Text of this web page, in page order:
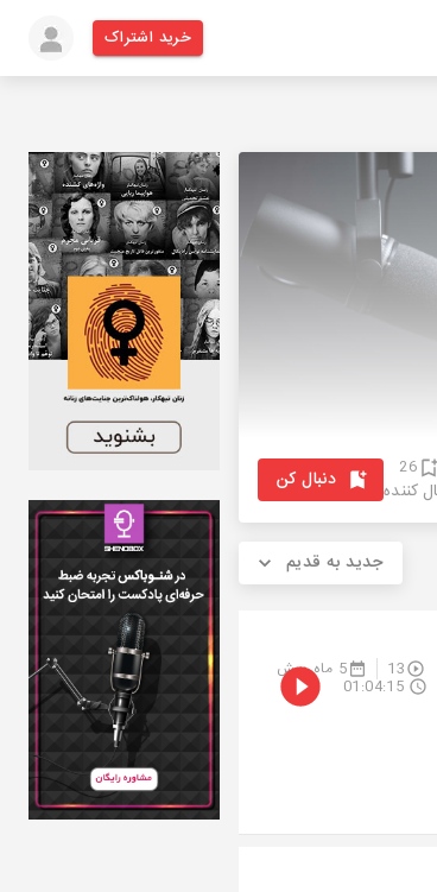
خرید اشتراک
26
کننده دنبال کن
جدید به قدیم
13 5 ماه پیش
01:04:15